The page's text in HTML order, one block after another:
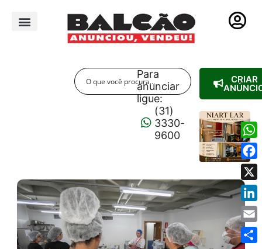
Para
anunciar
ligue:
(31)
3330-
9600
CRIAR
X